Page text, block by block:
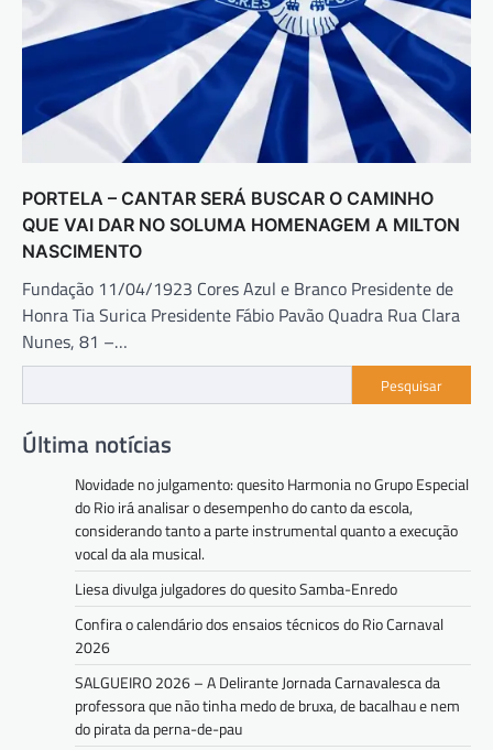
PORTELA – CANTAR SERÁ BUSCAR O CAMINHO
QUE VAI DAR NO SOLUMA HOMENAGEM A MILTON
NASCIMENTO
Fundação 11/04/1923 Cores Azul e Branco Presidente de
Honra Tia Surica Presidente Fábio Pavão Quadra Rua Clara
Nunes, 81 –…
Pesquisar
Última notícias
Novidade no julgamento: quesito Harmonia no Grupo Especial
do Rio irá analisar o desempenho do canto da escola,
considerando tanto a parte instrumental quanto a execução
vocal da ala musical.
Liesa divulga julgadores do quesito Samba-Enredo
Confira o calendário dos ensaios técnicos do Rio Carnaval
2026
SALGUEIRO 2026 – A Delirante Jornada Carnavalesca da
professora que não tinha medo de bruxa, de bacalhau e nem
do pirata da perna-de-pau